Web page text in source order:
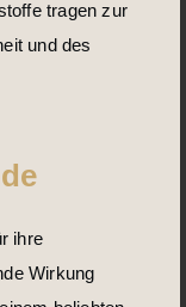
tragen zur
und des
ihre
Wirkung